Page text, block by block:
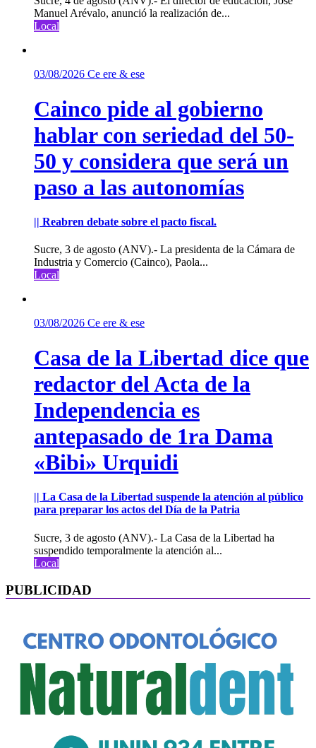
Manuel Arévalo, anunció la realización de...
Local
03/08/2026 Ce ere & ese
Cainco pide al gobierno
hablar con seriedad del 50-
50 y considera que será un
paso a las autonomías
|| Reabren debate sobre el pacto fiscal.
Sucre, 3 de agosto (ANV).- La presidenta de la Cámara de
Industria y Comercio (Cainco), Paola...
Local
03/08/2026 Ce ere & ese
Casa de la Libertad dice que
redactor del Acta de la
Independencia es
antepasado de 1ra Dama
«Bibi» Urquidi
|| La Casa de la Libertad suspende la atención al público
para preparar los actos del Día de la Patria
Sucre, 3 de agosto (ANV).- La Casa de la Libertad ha
suspendido temporalmente la atención al...
Local
PUBLICIDAD